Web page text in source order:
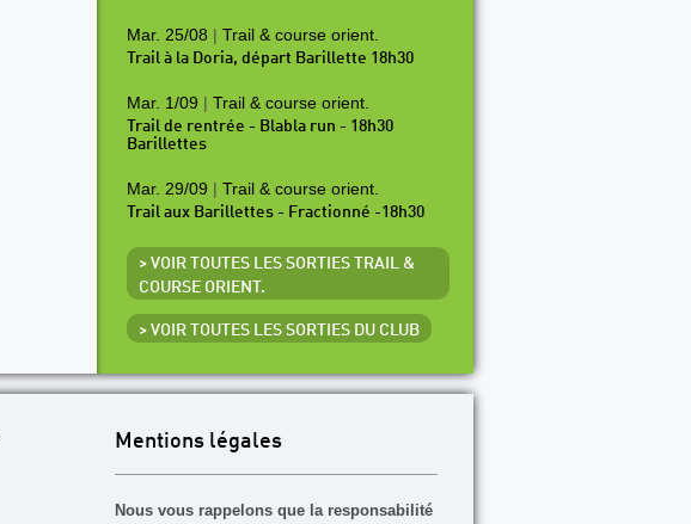
Mar. 25/08 | Trail & course orient.
Trail à la Doria, départ Barillette 18h30
Mar. 1/09 | Trail & course orient.
Trail de rentrée - Blabla run - 18h30
Barillettes
Mar. 29/09 | Trail & course orient.
Trail aux Barillettes - Fractionné -18h30
> VOIR TOUTES LES SORTIES TRAIL &
COURSE ORIENT.
> VOIR TOUTES LES SORTIES DU CLUB
Mentions légales
Nous vous rappelons que la responsabilité